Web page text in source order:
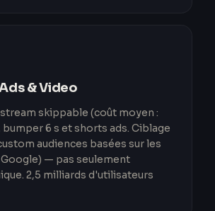
& Video
skippable (coût moyen :
6 s et shorts ads. Ciblage
audiences basées sur les
— pas seulement
2,5 milliards d'utilisateurs